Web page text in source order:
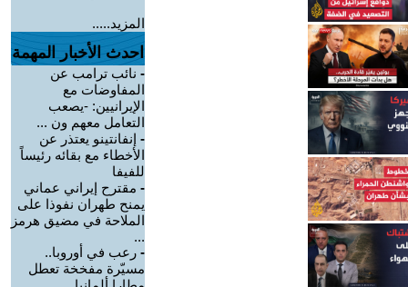
المزيد.....
احدث الأخبار المهمة
- نائب ترامب عن
المفاوضات مع
الإيرانيين: -يصعب
التعامل معهم ون ...
- إنفانتينو يعتذر عن
الأخطاء مع بقائه رئيساً
للفيفا
- مقترح إيراني عماني
يمنح طهران نفوذا على
الملاحة في مضيق هرمز
...
- رعب في أوروبا..
مسيّرة مفخخة تعطل